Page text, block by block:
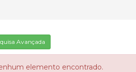
Avançada
elemento encontrado.